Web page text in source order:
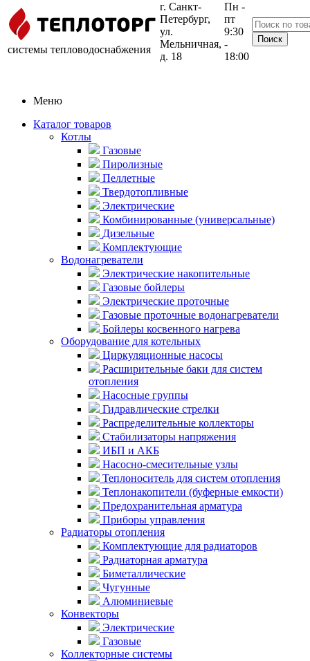
системы тепловодоснабжения
г. Санкт-
Петербург,
ул.
Мельничная,
д. 18
Пн -
пт
9:30
-
18:00
Меню
Каталог товаров
Котлы
Газовые
Пиролизные
Пеллетные
Твердотопливные
Электрические
Комбинированные (универсальные)
Дизельные
Комплектующие
Водонагреватели
Электрические накопительные
Газовые бойлеры
Электрические проточные
Газовые проточные водонагреватели
Бойлеры косвенного нагрева
Оборудование для котельных
Циркуляционные насосы
Расширительные баки для систем
отопления
Насосные группы
Гидравлические стрелки
Распределительные коллекторы
Стабилизаторы напряжения
ИБП и АКБ
Насосно-смесительные узлы
Теплоноситель для систем отопления
Теплонакопители (буферные емкости)
Предохранительная арматура
Приборы управления
Радиаторы отопления
Комплектующие для радиаторов
Радиаторная арматура
Биметаллические
Чугунные
Алюминиевые
Конвекторы
Электрические
Газовые
Коллекторные системы